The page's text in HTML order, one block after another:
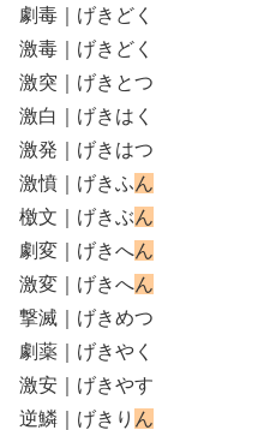
劇毒｜げきどく
激毒｜げきどく
激突｜げきとつ
激白｜げきはく
激発｜げきはつ
激憤｜げきふん
檄文｜げきぶん
劇変｜げきへん
激変｜げきへん
撃滅｜げきめつ
劇薬｜げきやく
激安｜げきやす
逆鱗｜げきり ん